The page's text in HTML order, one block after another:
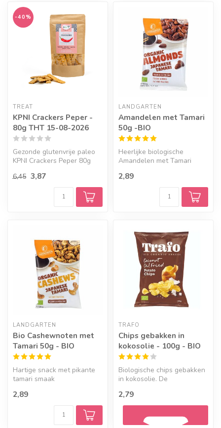
-40%
TREAT
KPNI Crackers Peper -
80g THT 15-08-2026
Gezonde glutenvrije paleo
KPNI Crackers Peper 80g
ui...
6,45 3,87
LANDGARTEN
Amandelen met Tamari
50g -BIO
Heerlijke biologische
Amandelen met Tamari
2,89
LANDGARTEN
Bio Cashewnoten met
Tamari 50g - BIO
Hartige snack met pikante
tamari smaak
2,89
TRAFO
Chips gebakken in
kokosolie - 100g - BIO
Biologische chips gebakken
in kokosolie. De
chips komen va...
2,79